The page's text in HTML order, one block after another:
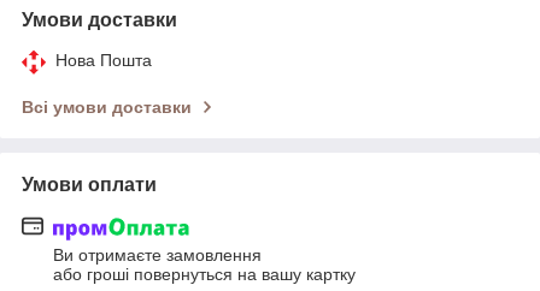
Умови доставки
Нова Пошта
Всі умови доставки
Умови оплати
Ви отримаєте замовлення
або гроші повернуться на вашу картку